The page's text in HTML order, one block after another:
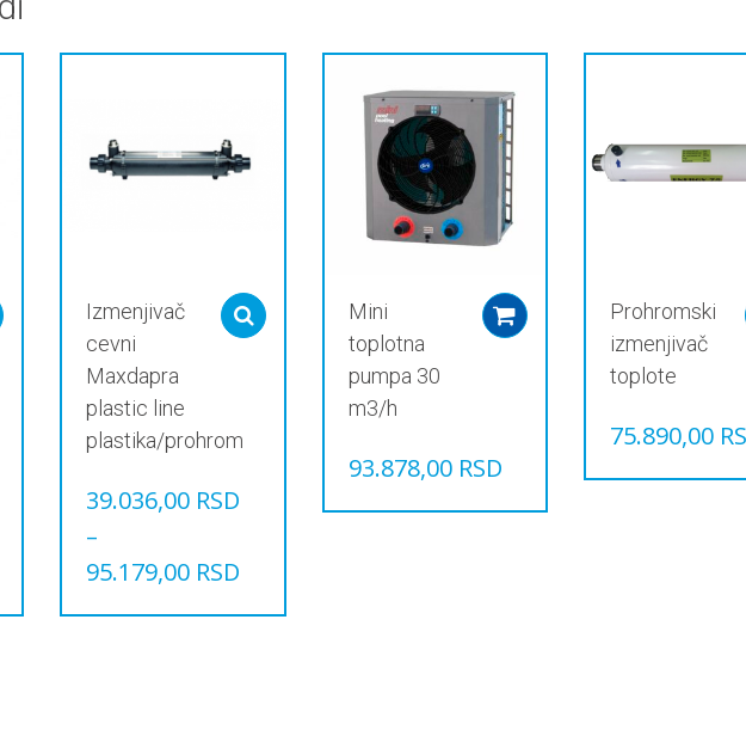
Select options
Izmenjivač
cevni
Maxdapra
plastic line
plastika/prohrom
39.036,00 RSD
–
95.179,00 RSD
Select options
Mini
toplotna
pumpa 30
m3/h
93.878,00 RSD
Add to cartProhromski
izmenjivač
toplote
75.890,00